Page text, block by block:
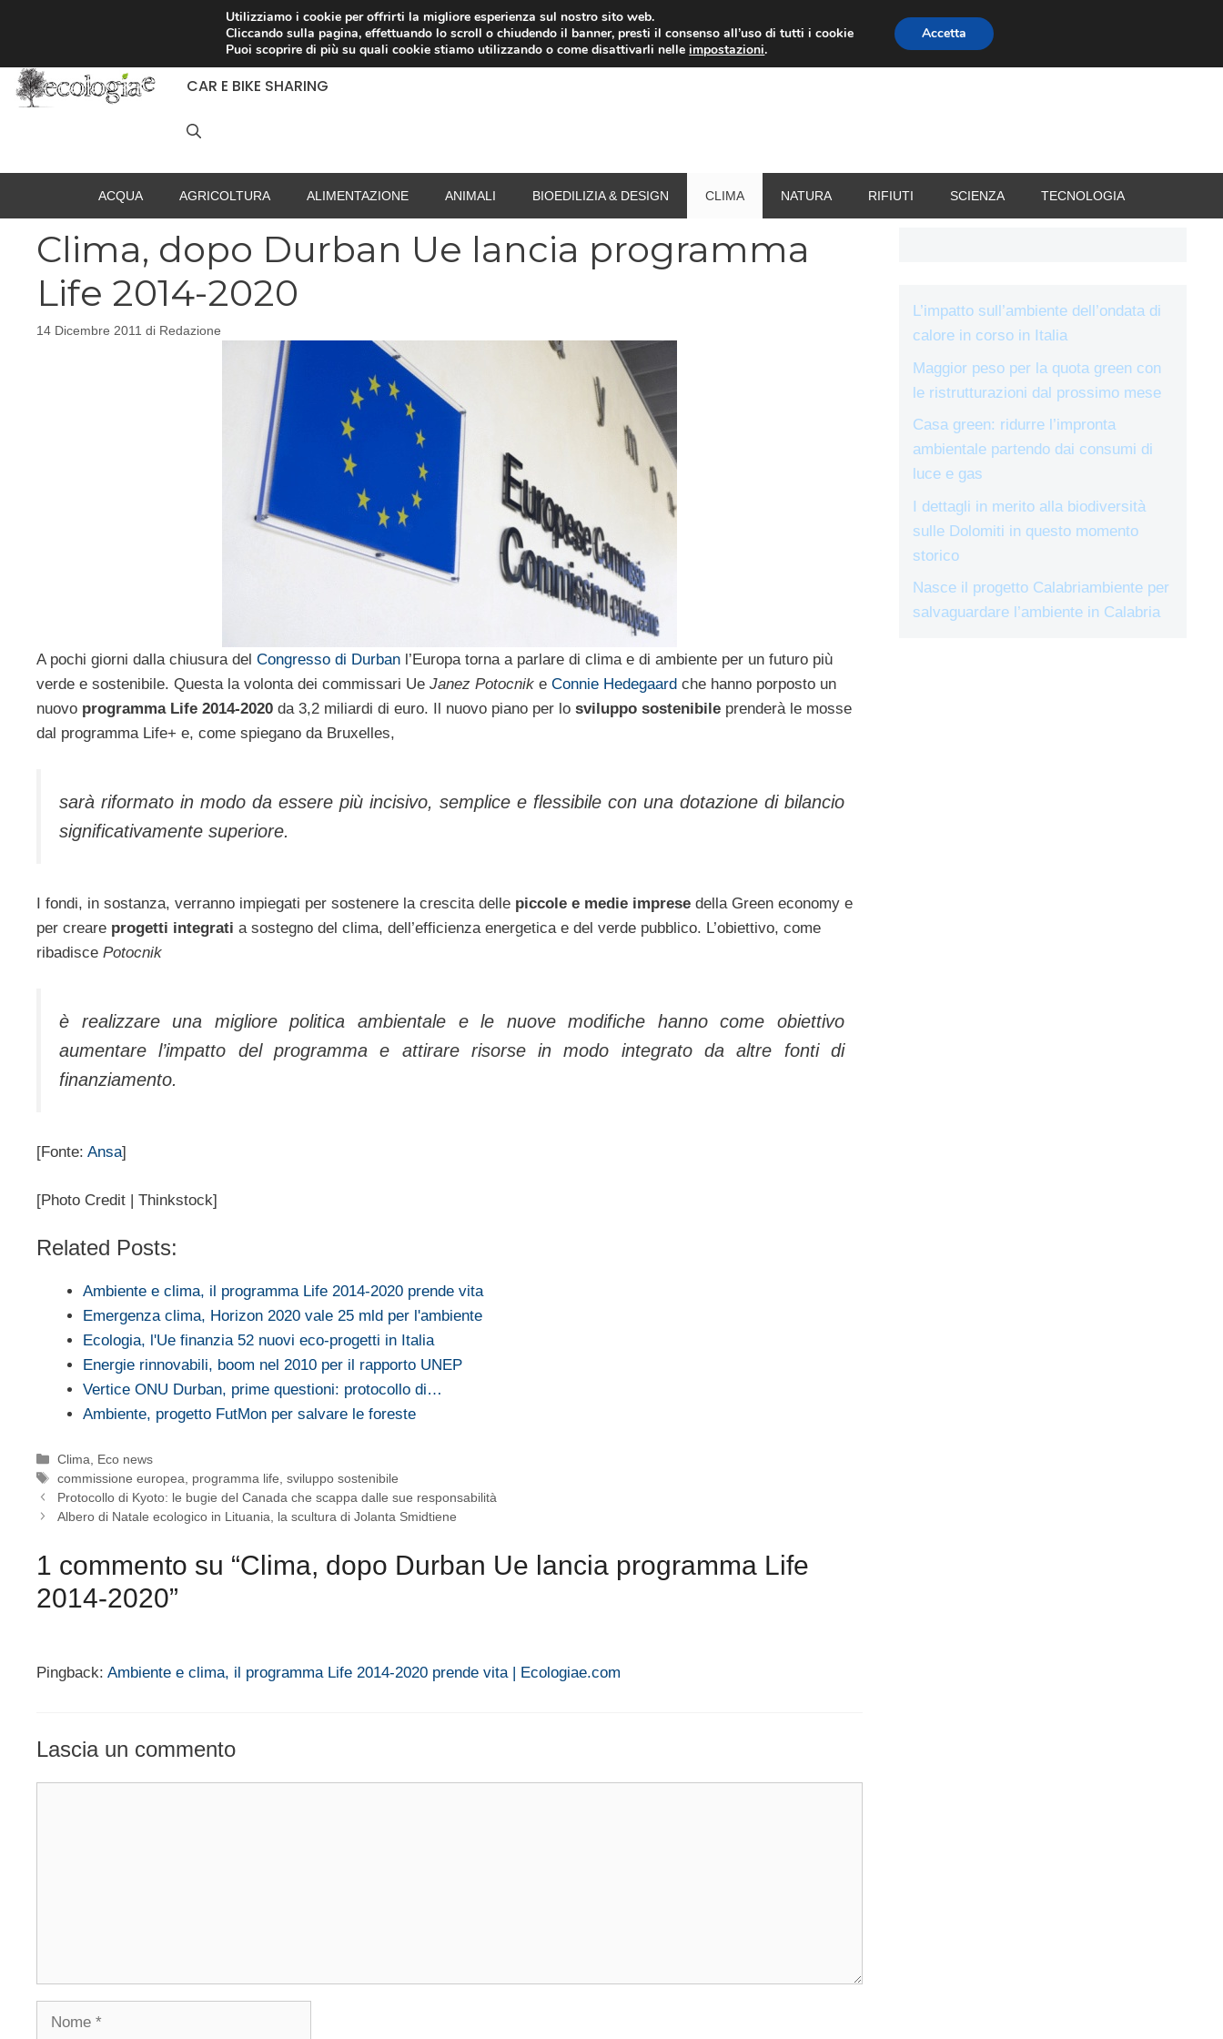
RACCOLTA DIFFERENZIATA RISPARMIO ENERGETICO SPESA TERMOVALORIZZATORI VACANZE
CAR E BIKE SHARING
ACQUA AGRICOLTURA ALIMENTAZIONE ANIMALI BIOEDILIZIA & DESIGN CLIMA NATURA RIFIUTI SCIENZA TECNOLOGIA
Clima, dopo Durban Ue lancia programma
Life 2014-2020
14 Dicembre 2011 di Redazione
A pochi giorni dalla chiusura del Congresso di Durban l’Europa torna a parlare di clima e di ambiente per un futuro più
verde e sostenibile. Questa la volonta dei commissari Ue Janez Potocnik e Connie Hedegaard che hanno porposto un
nuovo programma Life 2014-2020 da 3,2 miliardi di euro. Il nuovo piano per lo sviluppo sostenibile prenderà le mosse
dal programma Life+ e, come spiegano da Bruxelles,
sarà riformato in modo da essere più incisivo, semplice e flessibile con una dotazione di bilancio
significativamente superiore.
I fondi, in sostanza, verranno impiegati per sostenere la crescita delle piccole e medie imprese della Green economy e
per creare progetti integrati a sostegno del clima, dell’efficienza energetica e del verde pubblico. L’obiettivo, come
ribadisce Potocnik
è realizzare una migliore politica ambientale e le nuove modifiche hanno come obiettivo
aumentare l’impatto del programma e attirare risorse in modo integrato da altre fonti di
finanziamento.
[Fonte: Ansa]
[Photo Credit | Thinkstock]
Related Posts:
Ambiente e clima, il programma Life 2014-2020 prende vita
Emergenza clima, Horizon 2020 vale 25 mld per l'ambiente
Ecologia, l'Ue finanzia 52 nuovi eco-progetti in Italia
Energie rinnovabili, boom nel 2010 per il rapporto UNEP
Vertice ONU Durban, prime questioni: protocollo di…
Ambiente, progetto FutMon per salvare le foreste
Categorie
Clima
Eco news
Tag
commissione europea programma life ,sviluppo sostenibile
Protocollo di Kyoto: le bugie del Canada che scappa dalle sue responsabilità
Albero di Natale ecologico in Lituania, la scultura di Jolanta Smidtiene
1 commento su “Clima, dopo Durban Ue lancia programma Life
2014-2020”
Pingback: Ambiente e clima, il programma Life 2014-2020 prende vita | Ecologiae.com
Lascia un commento
Nome
L’impatto sull’ambiente dell’ondata di
calore in corso in Italia
Maggior peso per la quota green con
le ristrutturazioni dal prossimo mese
Casa green: ridurre l’impronta
ambientale partendo dai consumi di
luce e gas
I dettagli in merito alla biodiversità
sulle Dolomiti in questo momento
storico
Nasce il progetto Calabriambiente per
salvaguardare l’ambiente in Calabria
Utilizziamo i cookie per offrirti la migliore esperienza sul nostro sito web.
Cliccando sulla pagina, effettuando lo scroll o chiudendo il banner, presti il consenso all’uso di tutti i cookie
Puoi scoprire di più su quali cookie stiamo utilizzando o come disattivarli nelleimpostazioni.
Accetta